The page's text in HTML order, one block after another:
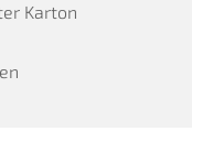
Karton